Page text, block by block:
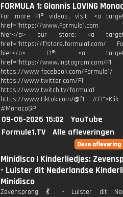
FORMULA 1: Giannis LOVING
For more F1® videos, visit: <a
href="https://www.Formula1.com
hier</a> our store: <a
href="https://f1store.formula1.com/
hier</a> F1®: <a
href="https://www.instagram.com/F1
https://www.facebook.com/Formula1/
https://www.twitter.com/F1
https://www.twitch.tv/formula1
https://www.tiktok.com/@f1
#MonacoGP
09-06-2026 15:02
YouTube
Formule1.TV
Alle afleveringen
Minidisco | Kinderliedjes:
- Luister dit Nederlandse
Minidisco
Zevensprong 💃 - Luister dit